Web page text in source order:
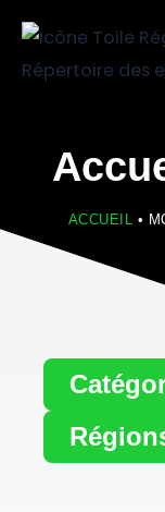
contenu
ACCUEIL •